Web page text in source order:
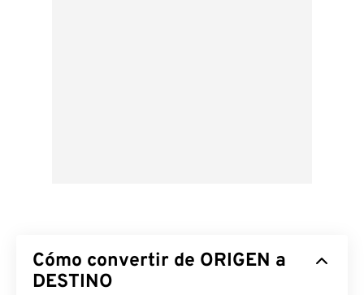
Cómo convertir de ORIGEN a
DESTINO